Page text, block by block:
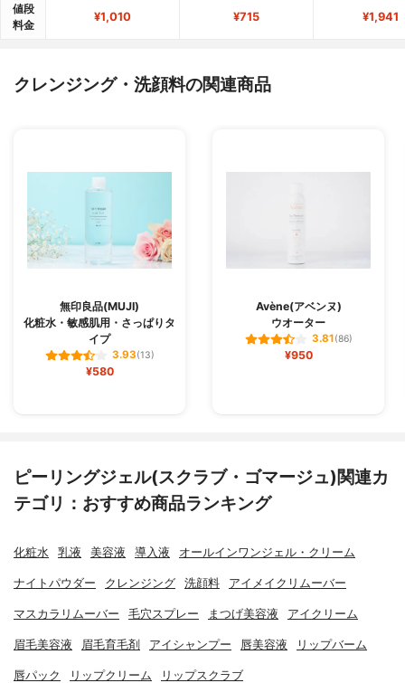
値段
料金
¥1,010 ¥715 ¥1,941
クレンジング・洗顔料の関連商品
無印良品(MUJI)
化粧水・敏感肌用・さっぱりタ
イプ
3.93(13)
¥580
Avène(アベンヌ)
ウオーター
3.81(86)
¥950
ピーリングジェル(スクラブ・ゴマージュ)関連カ
テゴリ：おすすめ商品ランキング
化粧水 乳液 美容液 導入液 オールインワンジェル・クリーム
ナイトパウダー クレンジング 洗顔料 アイメイクリムーバー
マスカラリムーバー 毛穴スプレー まつげ美容液 アイクリーム
眉毛美容液 眉毛育毛剤 アイシャンプー 唇美容液 リップバーム
唇パック リップクリーム リップスクラブ